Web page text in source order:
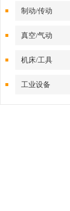
制动/传动
真空/气动
机床/工具
工业设备